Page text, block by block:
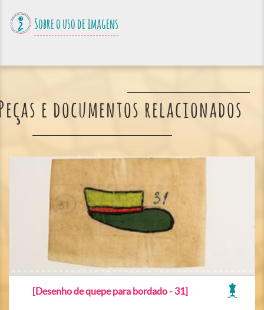
Sobre o uso de imagens
e documentos relacionados
[Desenho de quepe para bordado - 31]